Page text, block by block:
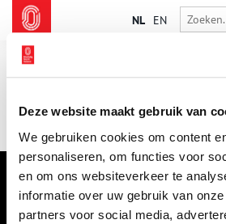
Deze website maakt gebruik van
We gebruiken cookies om content
personaliseren, om functies voor
en om ons websiteverkeer te
informatie over uw gebruik van
partners voor social media,
NL EN
VERHALEN